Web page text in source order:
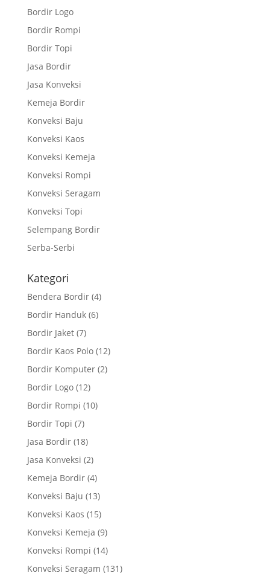
Bordir Logo
Bordir Rompi
Bordir Topi
Jasa Bordir
Jasa Konveksi
Kemeja Bordir
Konveksi Baju
Konveksi Kaos
Konveksi Kemeja
Konveksi Rompi
Konveksi Seragam
Konveksi Topi
Selempang Bordir
Serba-Serbi
Kategori
Bendera Bordir(4)
Bordir Handuk(6)
Bordir Jaket(7)
Bordir Kaos Polo(12)
Bordir Komputer(2)
Bordir Logo(12)
Bordir Rompi (10)
Bordir Topi (7)
Jasa Bordir(18)
Jasa Konveksi (2)
Kemeja Bordir(4)
Konveksi Baju (13)
Konveksi Kaos (15)
Konveksi Kemeja (9)
Konveksi Rompi (14)
Konveksi Seragam (131)